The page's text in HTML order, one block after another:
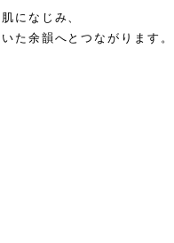
になじみ、
た余韻へとつながります。